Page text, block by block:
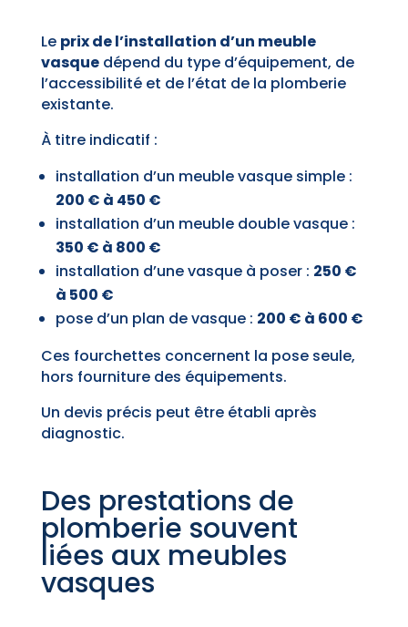
Le prix de l’installation d’un meuble
vasquedépend du type d’équipement, de
l’accessibilité et de l’état de la plomberie
existante.
À titre indicatif :
installation d’un meuble vasque simple :
200 € à 450 €
installation d’un meuble double vasque :
350 € à 800 €
installation d’une vasque à poser : 250 €
à 500 €
pose d’un plan de vasque : 200 € à 600 €
Ces fourchettes concernent la pose seule,
hors fourniture des équipements.
Un devis précis peut être établi après
diagnostic.
Des prestations de
plomberie souvent
liées aux meubles
vasques